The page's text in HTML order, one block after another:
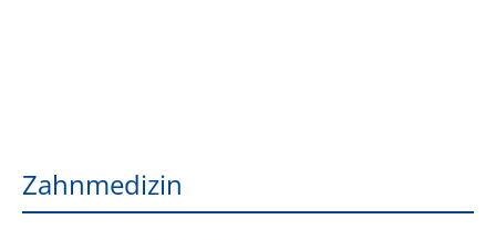
Zahnmedizin